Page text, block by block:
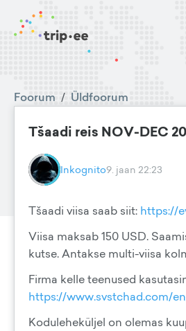
Foorum / Üldfoorum
Tšaadi reis NOV-DEC
Inkognito9. jaan 22:23
Tšaadi viisa saab siit: https://
Viisa maksab 150 USD.
kutse. Antakse multi-viisa
Firma kelle teenused
https://www.svstchad.com/
Koduleheküljel on olemas